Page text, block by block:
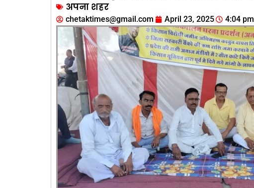
अपना शहर
chetaktimes@gmail.com April 23, 2025 4:04 pm